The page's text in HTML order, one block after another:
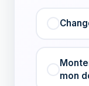
mon